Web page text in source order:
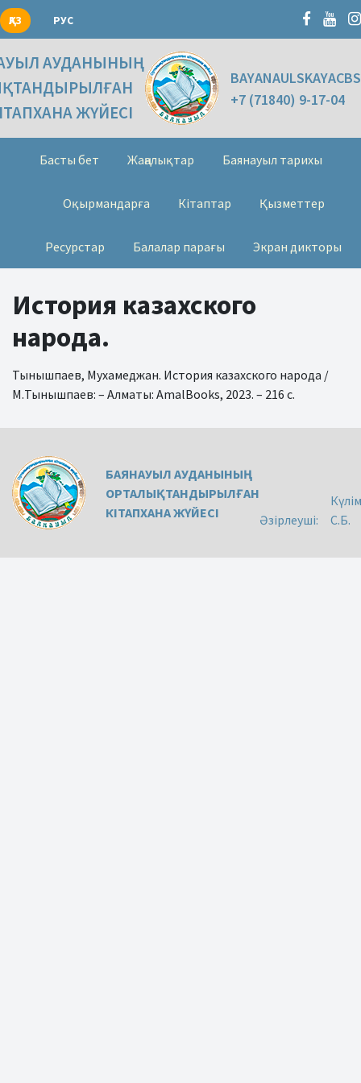
ҚАЗ РУС
АУДАНЫНЫҢ
ЖҮЙЕСІ
+7 (71840) 9-17-04
Басты бет Жаңалықтар Баянауыл тарихы
Оқырмандарға Кітаптар Қызметтер
Ресурстар Балалар парағы Экран дикторы
История казахского
народа.
Тынышпаев, Мухамеджан. История казахского народа /
М.Тынышпаев: – Алматы: AmalBooks, 2023. – 216 с.
БАЯНАУЫЛ АУДАНЫНЫҢ
ОРТАЛЫҚТАНДЫРЫЛҒАН
КІТАПХАНА ЖҮЙЕСІ
Әзірлеуші:
С.Б.